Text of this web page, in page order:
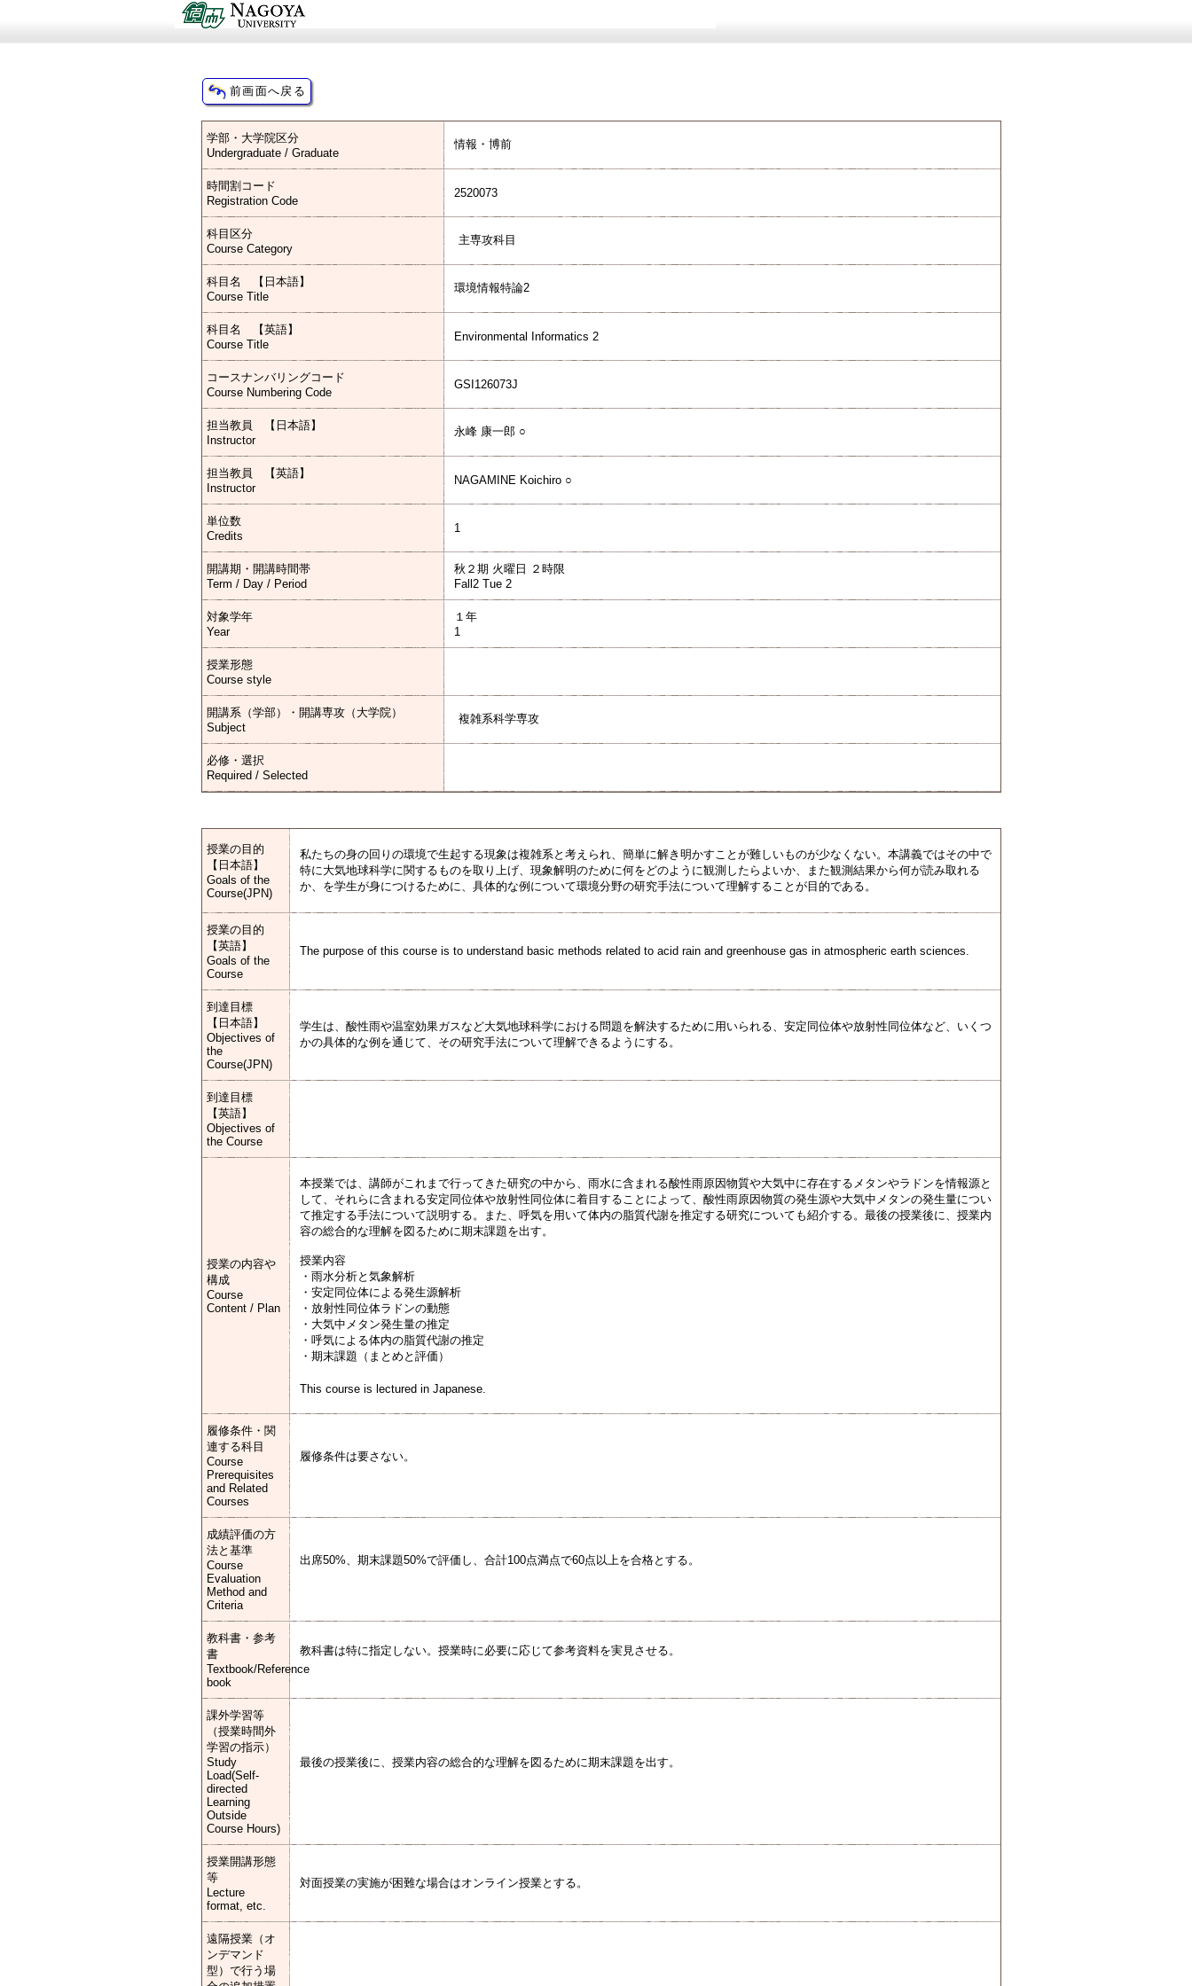
学部・大学院区分
Undergraduate / Graduate
情報・博前
時間割コード
Registration Code
2520073
科目区分
Course Category
主専攻科目
科目名 【日本語】
Course Title
環境情報特論2
科目名 【英語】
Course Title
Environmental Informatics 2
コースナンバリングコード
Course Numbering Code
GSI126073J
担当教員 【日本語】
Instructor
永峰 康一郎 ○
担当教員 【英語】
Instructor
NAGAMINE Koichiro ○
単位数
Credits
1
開講期・開講時間帯
Term / Day / Period
秋２期 火曜日 ２時限
Fall2 Tue 2
対象学年
Year
１年
1
授業形態
Course style
開講系（学部）・開講専攻（大学院）
Subject
複雑系科学専攻
必修・選択
Required / Selected
授業の目的
【日本語】
Goals of the
Course(JPN)
私たちの身の回りの環境で生起する現象は複雑系と考えられ、簡単に解き明かすことが難しいものが少なくない。本講義ではその中で
特に大気地球科学に関するものを取り上げ、現象解明のために何をどのように観測したらよいか、また観測結果から何が読み取れる
か、を学生が身につけるために、具体的な例について環境分野の研究手法について理解することが目的である。
授業の目的
【英語】
Goals of the
Course
The purpose of this course is to understand basic methods related to acid rain and greenhouse gas in atmospheric earth sciences.
到達目標
【日本語】
Objectives of
the
Course(JPN)
学生は、酸性雨や温室効果ガスなど大気地球科学における問題を解決するために用いられる、安定同位体や放射性同位体など、いくつ
かの具体的な例を通じて、その研究手法について理解できるようにする。
到達目標
【英語】
Objectives of
the Course
授業の内容や
構成
Course
Content / Plan
本授業では、講師がこれまで行ってきた研究の中から、雨水に含まれる酸性雨原因物質や大気中に存在するメタンやラドンを情報源と
して、それらに含まれる安定同位体や放射性同位体に着目することによって、酸性雨原因物質の発生源や大気中メタンの発生量につい
て推定する手法について説明する。また、呼気を用いて体内の脂質代謝を推定する研究についても紹介する。最後の授業後に、授業内
容の総合的な理解を図るために期末課題を出す。
授業内容
・雨水分析と気象解析
・安定同位体による発生源解析
・放射性同位体ラドンの動態
・大気中メタン発生量の推定
・呼気による体内の脂質代謝の推定
・期末課題（まとめと評価）
This course is lectured in Japanese.
履修条件・関
連する科目
Course
Prerequisites
and Related
Courses
履修条件は要さない。
成績評価の方
法と基準
Course
Evaluation
Method and
Criteria
出席50%、期末課題50%で評価し、合計100点満点で60点以上を合格とする。
教科書・参考
書
Textbook/Reference
book
教科書は特に指定しない。授業時に必要に応じて参考資料を実見させる。
課外学習等
（授業時間外
学習の指示）
Study
Load(Self-
directed
Learning
Outside
Course Hours)
最後の授業後に、授業内容の総合的な理解を図るために期末課題を出す。
授業開講形態
等
Lecture
format, etc.
対面授業の実施が困難な場合はオンライン授業とする。
遠隔授業（オ
ンデマンド
型）で行う場